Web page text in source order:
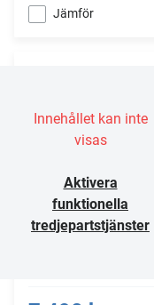
Jämför
Innehållet kan inte
visas
Aktivera
funktionella
tredjepartstjänster